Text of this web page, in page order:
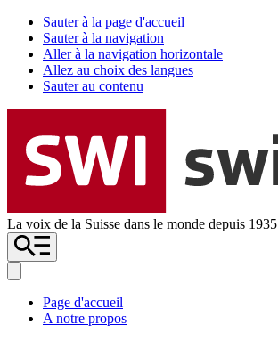
Sauter à la page d'accueil
Sauter à la navigation
Aller à la navigation horizontale
Allez au choix des langues
Sauter au contenu
La voix de la Suisse dans le monde depuis 1935
Page d'accueil
A notre propos